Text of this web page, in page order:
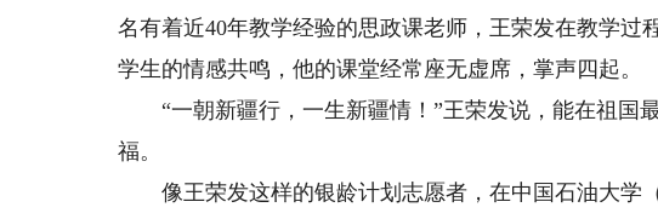
名有着近40年教学经验的思政课老师，王荣发在教学过
学生的情感共鸣，他的课堂经常座无虚席，掌声四起。
“一朝新疆行，一生新疆情！”王荣发说，能在祖国
福。
像王荣发这样的银龄计划志愿者，在中国石油大学